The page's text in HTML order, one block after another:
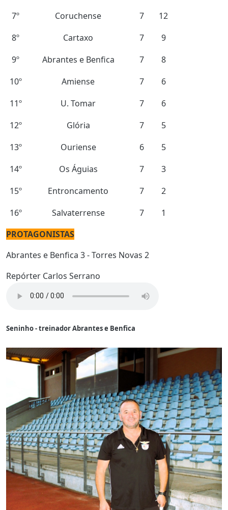
7º
Coruchense 7
12
8º
Cartaxo 7
9
9º
Abrantes e Benfica 7
8
10º
Amiense 7
6
11º
U. Tomar 7
6
12º
Glória 7
5
13º
Ouriense 6
5
14º
Os Águias 7
3
15º
Entroncamento 7
2
16º
Salvaterrense 7
1
PROTAGONISTAS
Abrantes e Benfica 3 - Torres Novas 2
Repórter Carlos Serrano
Seninho - treinador Abrantes e Benfica